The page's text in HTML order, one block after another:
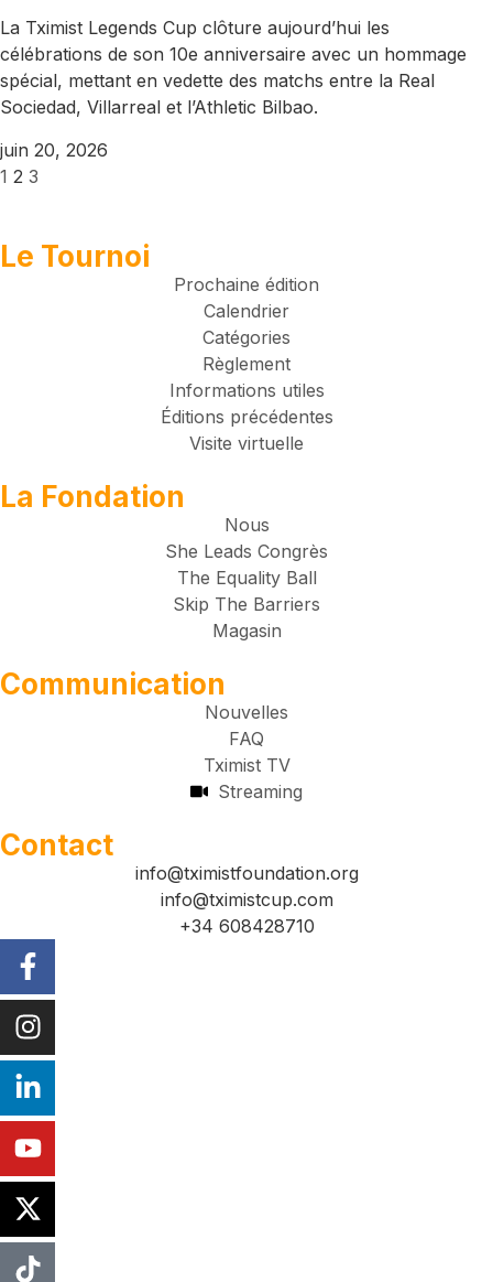
La Tximist Legends Cup clôture aujourd’hui les
célébrations de son 10e anniversaire avec un hommage
spécial, mettant en vedette des matchs entre la Real
Sociedad, Villarreal et l’Athletic Bilbao.
juin 20, 2026
1 2 3
Le Tournoi
Prochaine édition
Calendrier
Catégories
Règlement
Informations utiles
Éditions précédentes
Visite virtuelle
La Fondation
Nous
She Leads Congrès
The Equality Ball
Skip The Barriers
Magasin
Communication
Nouvelles
FAQ
Tximist TV
Streaming
Contact
info@tximistfoundation.org
info@tximistcup.com
+34 608428710